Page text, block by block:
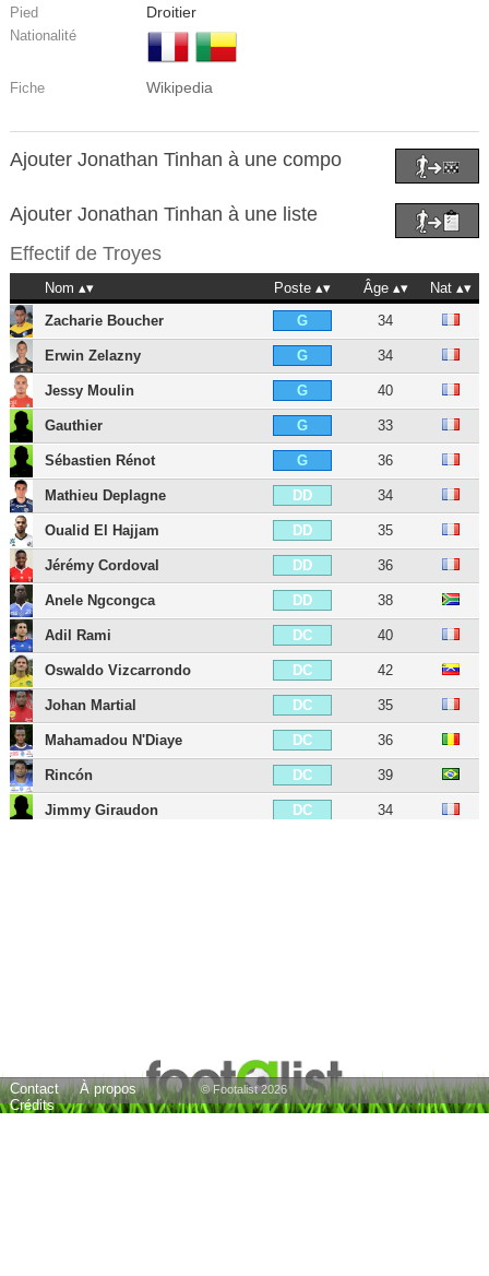
Pied Droitier
Nationalité
Fiche Wikipedia
Ajouter Jonathan Tinhan à une compo
Ajouter Jonathan Tinhan à une liste
Effectif de Troyes
Nom Poste Âge
Nat
Zacharie Boucher
G 34
Erwin Zelazny G 34
Jessy Moulin G 40
Gauthier G 33
Sébastien Rénot G 36
Mathieu Deplagne DD 34
Oualid El Hajjam DD 35
Jérémy Cordoval DD 36
Anele Ngcongca DD 38
Adil Rami DC 40
Oswaldo Vizcarrondo DC 42
Johan Martial DC 35
Mahamadou N'Diaye DC 36
Rincón DC 39
Jimmy Giraudon DC 34
Tristan Dingomé MOC 35
Contact
À propos
Crédits
© Footalist 2026